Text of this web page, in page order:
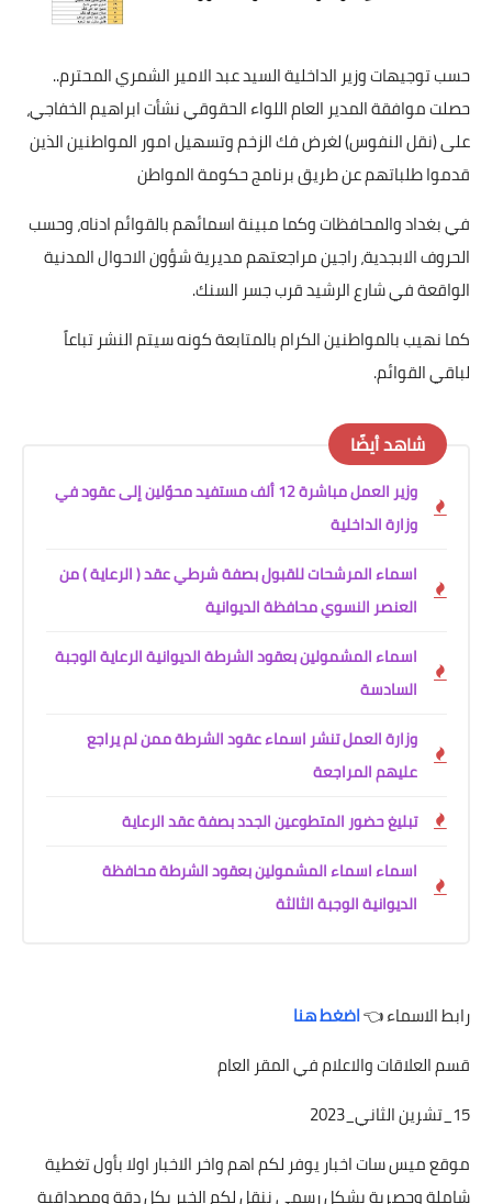
حسب توجيهات وزير الداخلية السيد عبد الامير الشمري المحترم..
حصلت موافقة المدير العام اللواء الحقوقي نشأت ابراهيم الخفاجي،
على (نقل النفوس) لغرض فك الزخم وتسهيل امور المواطنين الذين
قدموا طلباتهم عن طريق برنامج حكومة المواطن
في بغداد والمحافظات وكما مبينة اسمائهم بالقوائم ادناه، وحسب
الحروف الابجدية، راجين مراجعتهم مديرية شؤون الاحوال المدنية
الواقعة في شارع الرشيد قرب جسر السنك.
كما نهيب بالمواطنين الكرام بالمتابعة كونه سيتم النشر تباعاً
لباقي القوائم.
شاهد أيضًا
وزير العمل مباشرة 12 ألف مستفيد محوّلين إلى عقود في
وزارة الداخلية
اسماء المرشحات للقبول بصفة شرطي عقد ( الرعاية ) من
العنصر النسوي محافظة الديوانية
اسماء المشمولين بعقود الشرطة الديوانية الرعاية الوجبة
السادسة
وزارة العمل تنشر اسماء عقود الشرطة ممن لم يراجع
عليهم المراجعة
تبليغ حضور المتطوعين الجدد بصفة عقد الرعاية
اسماء اسماء المشمولين بعقود الشرطة محافظة
الديوانية الوجبة الثالثة
رابط الاسماء 👈اضغط هنا
قسم العلاقات والاعلام في المقر العام
15_تشرين الثاني_2023
موقع ميس سات اخبار يوفر لكم اهم واخر الاخبار اولا بأول تغطية
شاملة وحصرية بشكل رسمي ننقل لكم الخبر بكل دقة ومصداقية